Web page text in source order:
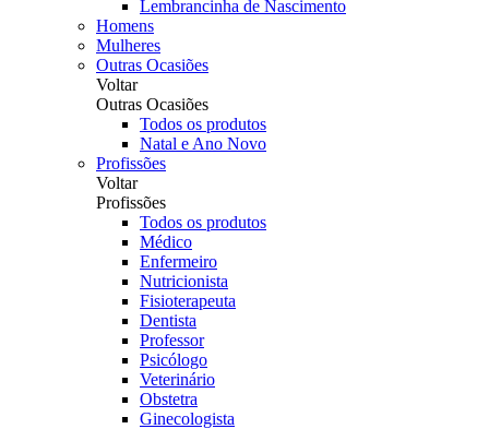
Lembrancinha de Nascimento
Homens
Mulheres
Outras Ocasiões
Voltar
Outras Ocasiões
Todos os produtos
Natal e Ano Novo
Profissões
Voltar
Profissões
Todos os produtos
Médico
Enfermeiro
Nutricionista
Fisioterapeuta
Dentista
Professor
Psicólogo
Veterinário
Obstetra
Ginecologista